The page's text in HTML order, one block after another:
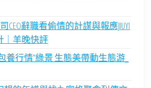
司CEO辭職看偷情的計謀與報應JIUYI
｜羊晚快評
養行情”綠景 生態美帶動生態游_